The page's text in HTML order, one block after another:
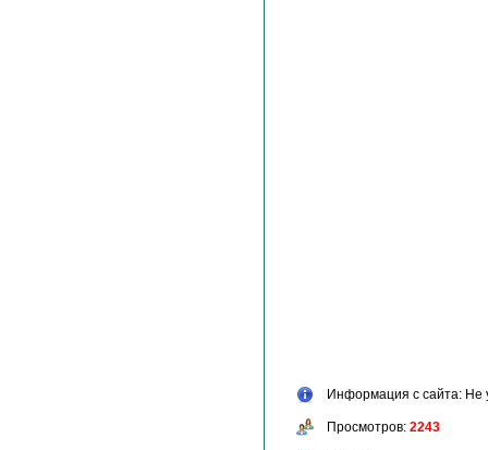
Информация с сайта: Не
Просмотров: 2243